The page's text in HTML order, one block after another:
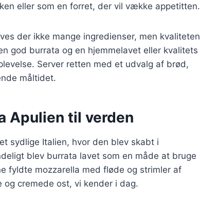
eller som en forret, der vil vække appetitten.
der ikke mange ingredienser, men kvaliteten
god burrata og en hjemmelavet eller kvalitets
Server retten med et udvalg af brød,
måltidet.
Apulien til verden
sydlige Italien, hvor den blev skabt i
blev burrata lavet som en måde at bruge
fyldte mozzarella med fløde og strimler af
cremede ost, vi kender i dag.